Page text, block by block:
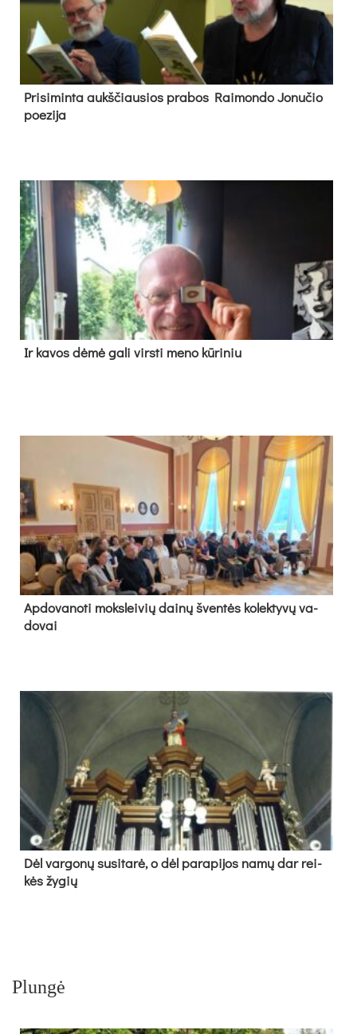
Pri­si­min­ta aukš­čiau­sios pra­bos Rai­mon­do Jo­nu­čio
poe­zi­ja
Ir ka­vos dė­mė ga­li virs­ti me­no kū­ri­niu
Ap­do­va­no­ti moks­lei­vių dai­nų šven­tės ko­lek­ty­vų va­
do­vai
Dėl var­go­nų su­si­ta­rė, o dėl pa­ra­pi­jos na­mų dar rei­
kės žy­gių
Plungė